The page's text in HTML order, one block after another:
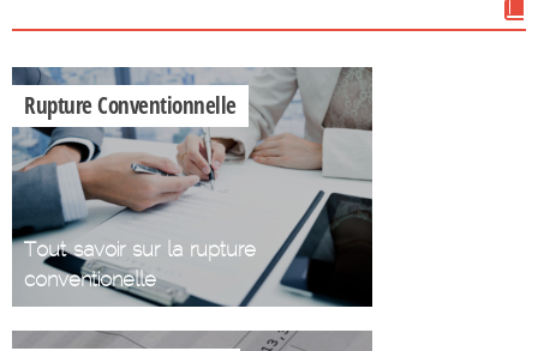
Rupture Conventionnelle
Tout savoir sur la rupture
conventionelle